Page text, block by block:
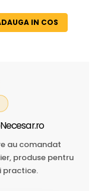
IN COS
au comandat
produse pentru
practice.